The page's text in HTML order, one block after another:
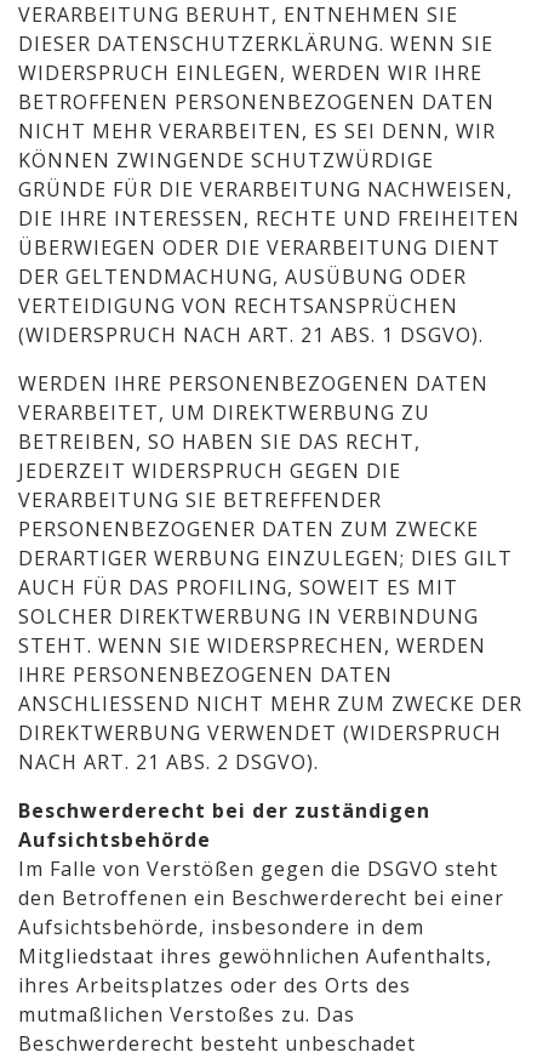
VERARBEITUNG BERUHT, ENTNEHMEN SIE
DIESER DATENSCHUTZERKLÄRUNG. WENN SIE
WIDERSPRUCH EINLEGEN, WERDEN WIR IHRE
BETROFFENEN PERSONENBEZOGENEN DATEN
NICHT MEHR VERARBEITEN, ES SEI DENN, WIR
KÖNNEN ZWINGENDE SCHUTZWÜRDIGE
GRÜNDE FÜR DIE VERARBEITUNG NACHWEISEN,
DIE IHRE INTERESSEN, RECHTE UND FREIHEITEN
ÜBERWIEGEN ODER DIE VERARBEITUNG DIENT
DER GELTENDMACHUNG, AUSÜBUNG ODER
VERTEIDIGUNG VON RECHTSANSPRÜCHEN
(WIDERSPRUCH NACH ART. 21 ABS. 1 DSGVO).
WERDEN IHRE PERSONENBEZOGENEN DATEN
VERARBEITET, UM DIREKTWERBUNG ZU
BETREIBEN, SO HABEN SIE DAS RECHT,
JEDERZEIT WIDERSPRUCH GEGEN DIE
VERARBEITUNG SIE BETREFFENDER
PERSONENBEZOGENER DATEN ZUM ZWECKE
DERARTIGER WERBUNG EINZULEGEN; DIES GILT
AUCH FÜR DAS PROFILING, SOWEIT ES MIT
SOLCHER DIREKTWERBUNG IN VERBINDUNG
STEHT. WENN SIE WIDERSPRECHEN, WERDEN
IHRE PERSONENBEZOGENEN DATEN
ANSCHLIESSEND NICHT MEHR ZUM ZWECKE DER
DIREKTWERBUNG VERWENDET (WIDERSPRUCH
NACH ART. 21 ABS. 2 DSGVO).
Beschwerde­recht bei der zuständigen
Aufsichts­behörde
Im Falle von Verstößen gegen die DSGVO steht
den Betroffenen ein Beschwerderecht bei einer
Aufsichtsbehörde, insbesondere in dem
Mitgliedstaat ihres gewöhnlichen Aufenthalts,
ihres Arbeitsplatzes oder des Orts des
mutmaßlichen Verstoßes zu. Das
Beschwerderecht besteht unbeschadet